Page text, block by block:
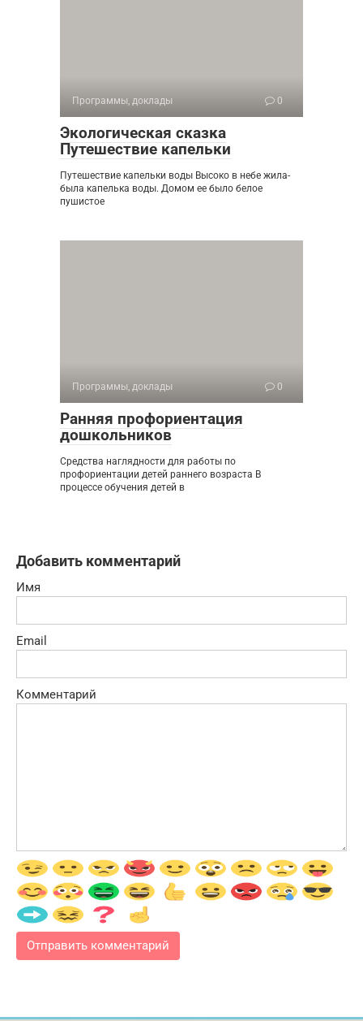
Программы, доклады 0
Экологическая сказка
Путешествие капельки
Путешествие капельки воды Высоко в небе жила-
была капелька воды. Домом ее было белое
пушистое
Программы, доклады 0
Ранняя профориентация
дошкольников
Средства наглядности для работы по
профориентации детей раннего возраста В
процессе обучения детей в
Добавить комментарий
Имя
Email
Комментарий